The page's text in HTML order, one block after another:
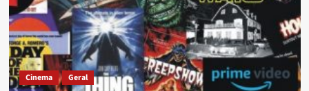
Cinema Geral